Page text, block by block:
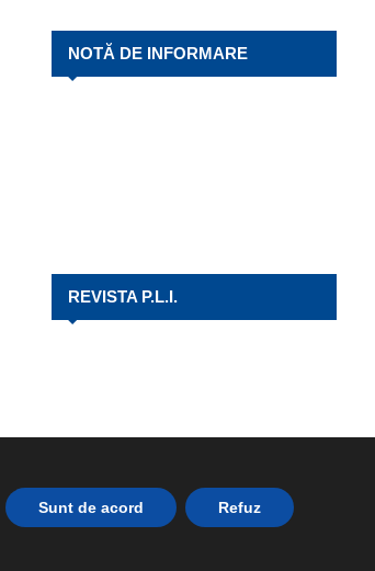
NOTĂ DE INFORMARE
REVISTA P.L.I.
Sunt de acord Refuz